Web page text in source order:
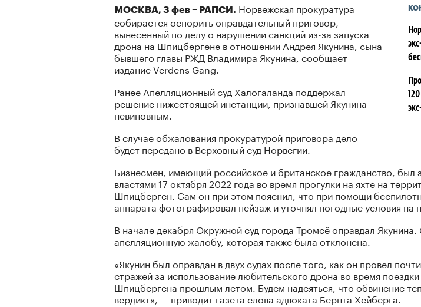
МОСКВА, 3 фев – РАПСИ. Норвежская прокуратура
собирается оспорить оправдательный приговор,
вынесенный по делу о нарушении санкций из-за запуска
дрона на Шпицбергене в отношении Андрея Якунина, сына
бывшего главы РЖД Владимира Якунина, сообщает
издание Verdens Gang.
Ранее Апелляционный суд Халогаланда поддержал
решение нижестоящей инстанции, признавшей Якунина
невиновным.
В случае обжалования прокуратурой приговора дело
будет передано в Верховный суд Норвегии.
Бизнесмен, имеющий российское и британское гражданство, был
властями 17 октября 2022 года во время прогулки на яхте на
Шпицберген. Сам он при этом пояснил, что при помощи
аппарата фотографировал пейзаж и уточнял погодные условия
В начале декабря Окружной суд города Тромсё оправдал
апелляционную жалобу, которая также была отклонена.
«Якунин был оправдан в двух судах после того, как он провел
стражей за использование любительского дрона во время
Шпицбергена прошлым летом. Будем надеяться, что обвинение
вердикт», — приводит газета слова адвоката Бернта Хейберга.